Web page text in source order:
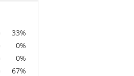
33%
0%
0%
67%